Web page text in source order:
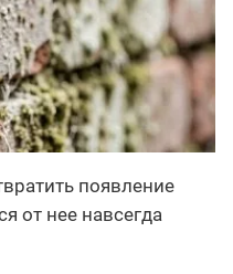
появление
от нее навсегда